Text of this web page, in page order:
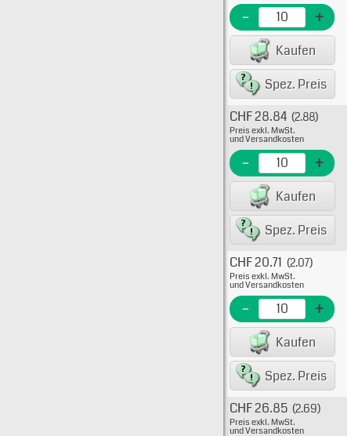
EME
- +
Kaufen
Spez. Preis
Typ:
EME
CHF 28.84 (2.88)
Preis exkl. MwSt.
und Versandkosten
- +
Kaufen
Spez. Preis
EME
CHF 20.71 (2.07)
Preis exkl. MwSt.
und Versandkosten
- +
Kaufen
Spez. Preis
Typ:
CHF 26.85 (2.69)
Preis exkl. MwSt.
und Versandkosten